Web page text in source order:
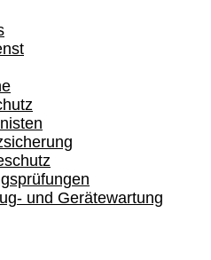
und Gerätewartung